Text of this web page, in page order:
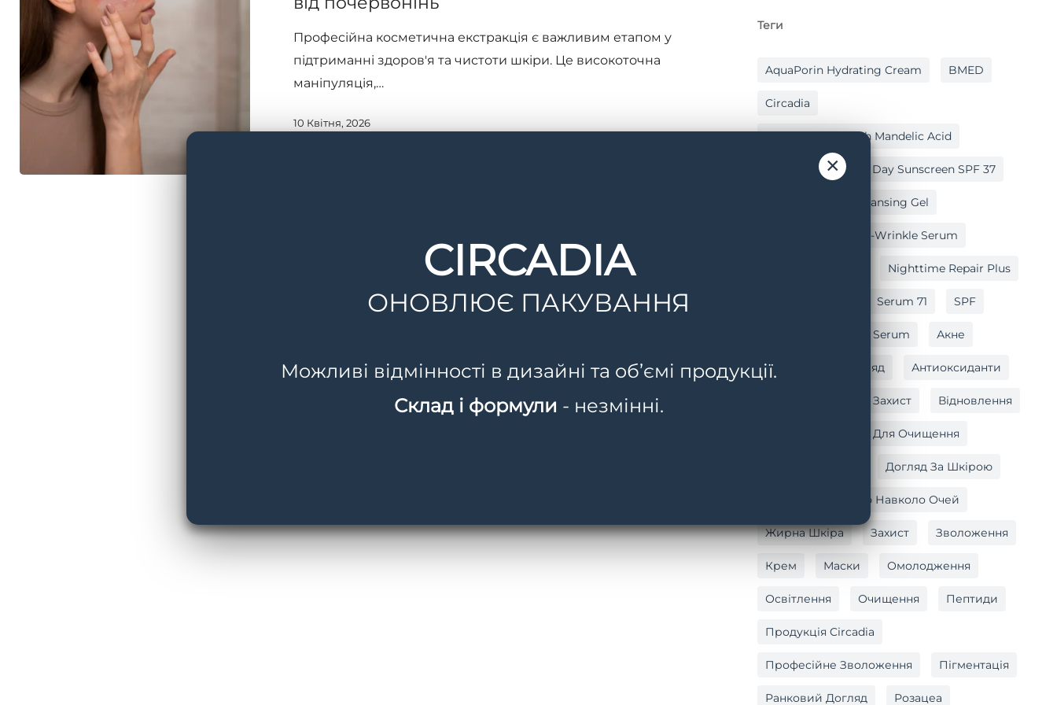
Circadia
почервонінь
Професійна косметична екстракція є важливим етапом у
підтриманні здоров'я та чистоти шкіри. Це високоточна
маніпуляція,…
10 Квітня, 2026
Теги
AquaPorin Hydrating Cream BMED
Circadia
Cleansing Gel With Mandelic Acid
Light Day Sunscreen SPF 37
Lipid Replacing Cleansing Gel
Myo-Cyte Plus Anti-Wrinkle Serum
Nighttime Repair Plus
Serum 71 SPF
Vitamin C Reversal Serum Акне
Антивіковий Догляд Антиоксиданти
Антиоксидантний Захист Відновлення
Гель Для Очищення
Догляд За Шкірою
Догляд За Шкірою Навколо Очей
Жирна Шкіра Захист Зволоження
Крем Маски Омолодження
Освітлення Очищення Пептиди
Продукція Circadia
Професійне Зволоження Пігментація
Ранковий Догляд Розацеа
×
CIRCADIA
ОНОВЛЮЄ ПАКУВАННЯ
Можливі відмінності в дизайні та об’ємі продукції.
Склад і формули - незмінні.